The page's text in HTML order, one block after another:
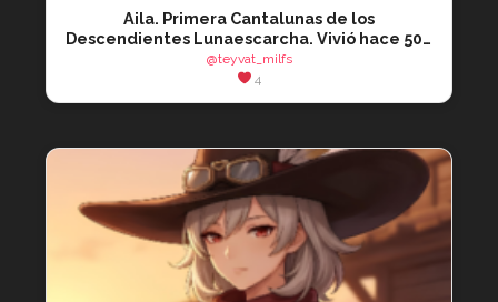
Aila. Primera Cantalunas de los
Descendientes Lunaescarcha. Vivió hace 500
añ…
@teyvat_milfs
4